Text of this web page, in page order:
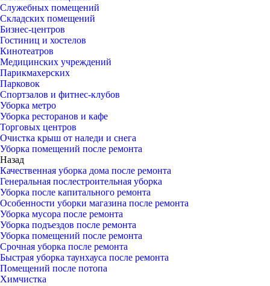
Служебных помещений
Складских помещений
Бизнес-центров
Гостиниц и хостелов
Кинотеатров
Медицинских учреждений
Парикмахерских
Парковок
Спортзалов и фитнес-клубов
Уборка метро
Уборка ресторанов и кафе
Торговых центров
Очистка крыш от наледи и снега
Уборка помещений после ремонта
Назад
Качественная уборка дома после ремонта
Генеральная послестроительная уборка
Уборка после капитального ремонта
Особенности уборки магазина после ремонта
Уборка мусора после ремонта
Уборка подъездов после ремонта
Уборка помещений после ремонта
Срочная уборка после ремонта
Быстрая уборка таунхауса после ремонта
Помещений после потопа
Химчистка